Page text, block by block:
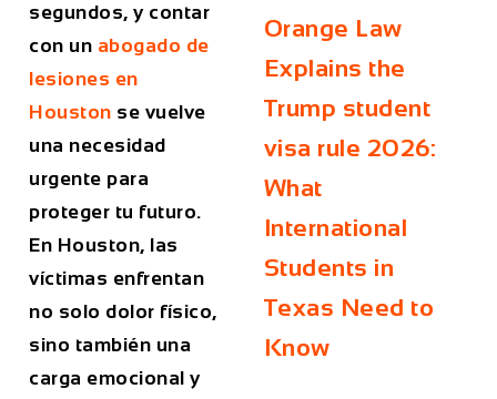
segundos, y contar
con un abogado de
lesiones en
Houston se vuelve
una necesidad
urgente para
proteger tu futuro.
En Houston, las
víctimas enfrentan
no solo dolor físico,
sino también una
carga emocional y
Orange Law
Explains the
Trump student
visa rule 2026:
What
International
Students in
Texas Need to
Know